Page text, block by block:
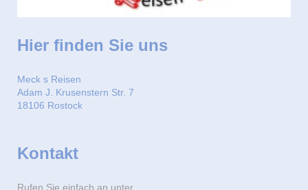
Hier finden Sie uns
Meck s Reisen
Adam J. Krusenstern Str. 7
18106 Rostock
Kontakt
Rufen Sie einfach an unter